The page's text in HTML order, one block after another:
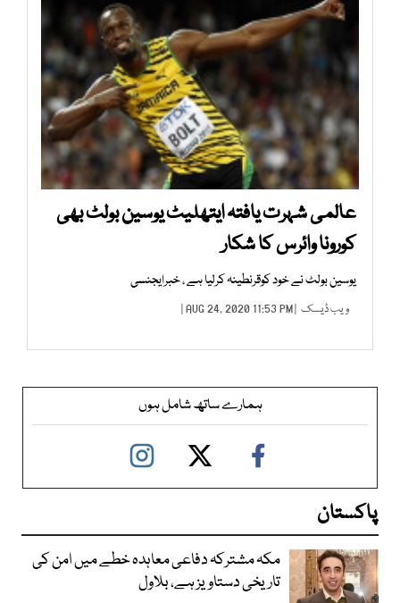
عالمی شہرت یافتہ ایتھلیٹ یوسین بولٹ بھی
کورونا وائرس کا شکار
یوسین بولٹ نے خود کوقرنطینہ کرلیا ہے ، خبرایجنسی
ویب ڈیسک | AUG 24, 2020 11:53 PM |
ہمارے ساتھ شامل ہوں
پاکستان
مکہ مشترکہ دفاعی معاہدہ خطے میں امن کی
تاریخی دستاویز ہے، بلاول